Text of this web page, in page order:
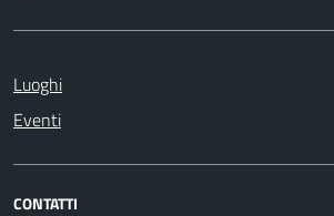
Luoghi
Eventi
CONTATTI